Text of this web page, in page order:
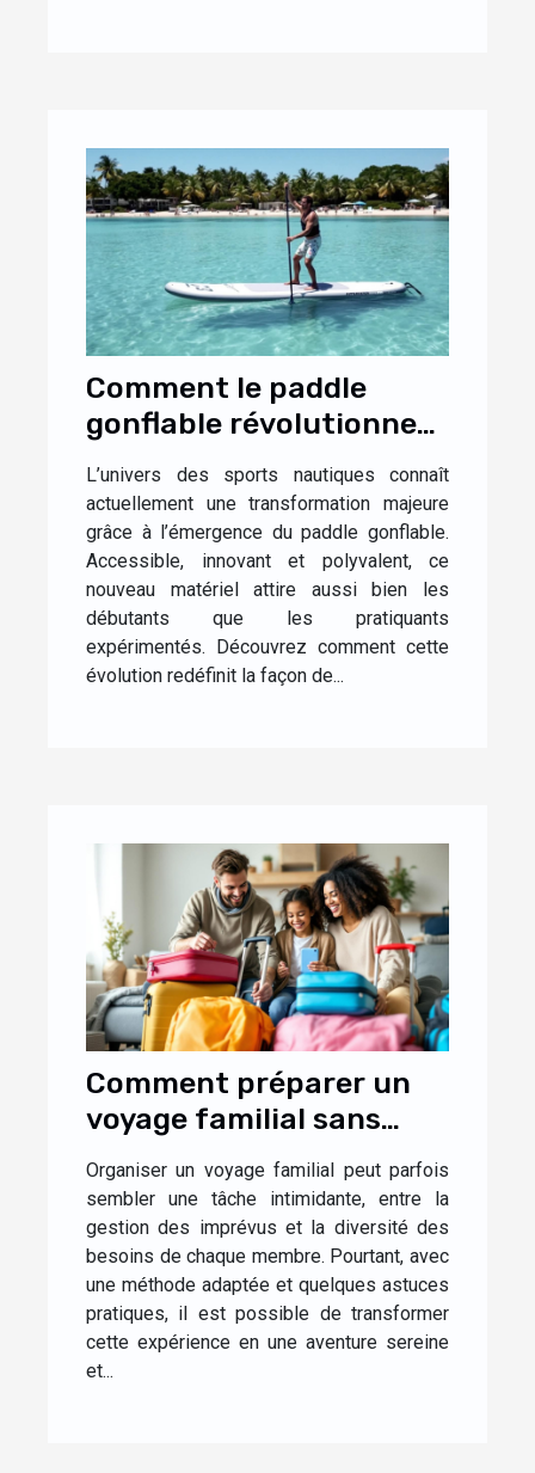
Comment le paddle
gonflable révolutionne-
t-il les sports nautiques
?
L’univers des sports nautiques connaît
actuellement une transformation majeure
grâce à l’émergence du paddle gonflable.
Accessible, innovant et polyvalent, ce
nouveau matériel attire aussi bien les
débutants que les pratiquants
expérimentés. Découvrez comment cette
évolution redéfinit la façon de...
Comment préparer un
voyage familial sans
stress ?
Organiser un voyage familial peut parfois
sembler une tâche intimidante, entre la
gestion des imprévus et la diversité des
besoins de chaque membre. Pourtant, avec
une méthode adaptée et quelques astuces
pratiques, il est possible de transformer
cette expérience en une aventure sereine
et...